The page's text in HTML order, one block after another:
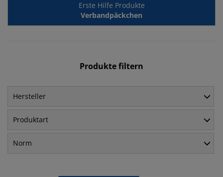
Erste Hilfe Produkte
Verbandpäckchen
Produkte filtern
Hersteller
Produktart
Norm